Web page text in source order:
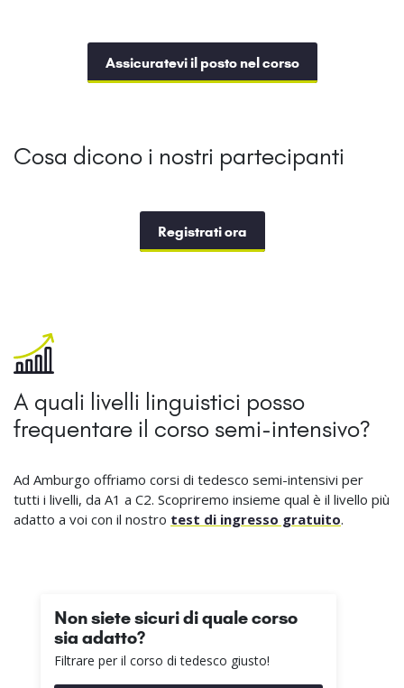
Assicuratevi il posto nel corso
Cosa dicono i nostri partecipanti
Registrati ora
A quali livelli linguistici posso
frequentare il corso semi-intensivo?
Ad Amburgo offriamo corsi di tedesco semi-intensivi per
tutti i livelli, da A1 a C2. Scopriremo insieme qual è il livello più
adatto a voi con il nostro test di ingresso gratuito.
Non siete sicuri di quale corso
sia adatto?
Filtrare per il corso di tedesco giusto!